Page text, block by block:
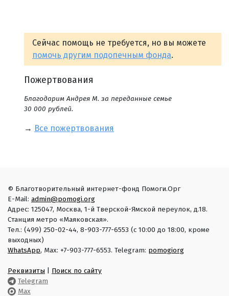
Сейчас помощь не требуется, но вы можете
помочь другим подопечным фонда.
Пожертвования
Благодарим Андрея М. за переданные семье
30 000 рублей.
→ Все пожертвования
© Благотворительный интернет-фонд Помоги.Орг
E-Mail: admin@pomogi.org
Адрес: 125047, Москва, 1-й Тверской-Ямской переулок, д.18.
Станция метро «Маяковская».
Тел.: (499) 250-02-44, 8-903-777-6553 (с 10:00 до 18:00, кроме
выходных)
WhatsApp, Max: +7-903-777-6553. Telegram: pomogiorg
Реквизиты
Поиск по сайту
Telegram
Max